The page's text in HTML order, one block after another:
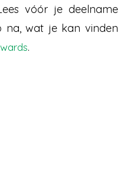
vóór je deelname
na, wat je kan vinden
.